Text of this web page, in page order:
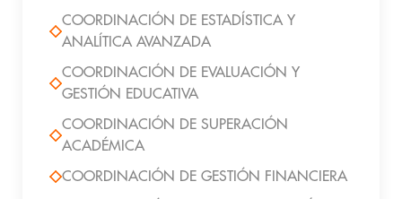
COORDINACIÓN DE ESTADÍSTICA Y
ANALÍTICA AVANZADA
COORDINACIÓN DE EVALUACIÓN Y
GESTIÓN EDUCATIVA
COORDINACIÓN DE SUPERACIÓN
ACADÉMICA
COORDINACIÓN DE GESTIÓN FINANCIERA